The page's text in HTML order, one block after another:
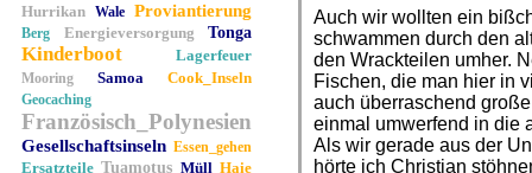
Hurrikan Wale Proviantierung
Berg Energieversorgung Tonga
Kinderboot Lagerfeuer
Mooring Samoa Cook_Inseln
Geocaching
Französisch_Polynesien
Gesellschaftsinseln Essen_gehen
Ersatzteile Tuamotus Müll Haie
Auch wir wollten ein
schwammen durch den
den Wrackteilen umher.
Fischen, die man hier in
auch überraschend
einmal umwerfend in die
Als wir gerade aus der
hörte ich Christian